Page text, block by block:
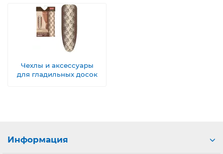
Чехлы и аксессуары
для гладильных досок
Информация